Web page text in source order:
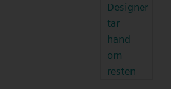
Designer
tar
hand
om
resten